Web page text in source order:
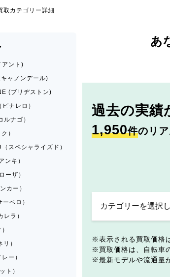
取カテゴリー詳細
あ
過去の実績
1,950件のリ
表示される買取価格
買取価格は、自転車
最新モデルや流通量
アント)
ャノンデール)
(ブリヂストン)
ナレロ）
ナゴ）
）
スペシャライズド）
ンキ）
ーザ）
カー）
ベロ）
ラ）
）
ー）
ト）